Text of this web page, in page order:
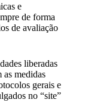
e
de forma
de avaliação
liberadas
as medidas
gerais e
no “site”